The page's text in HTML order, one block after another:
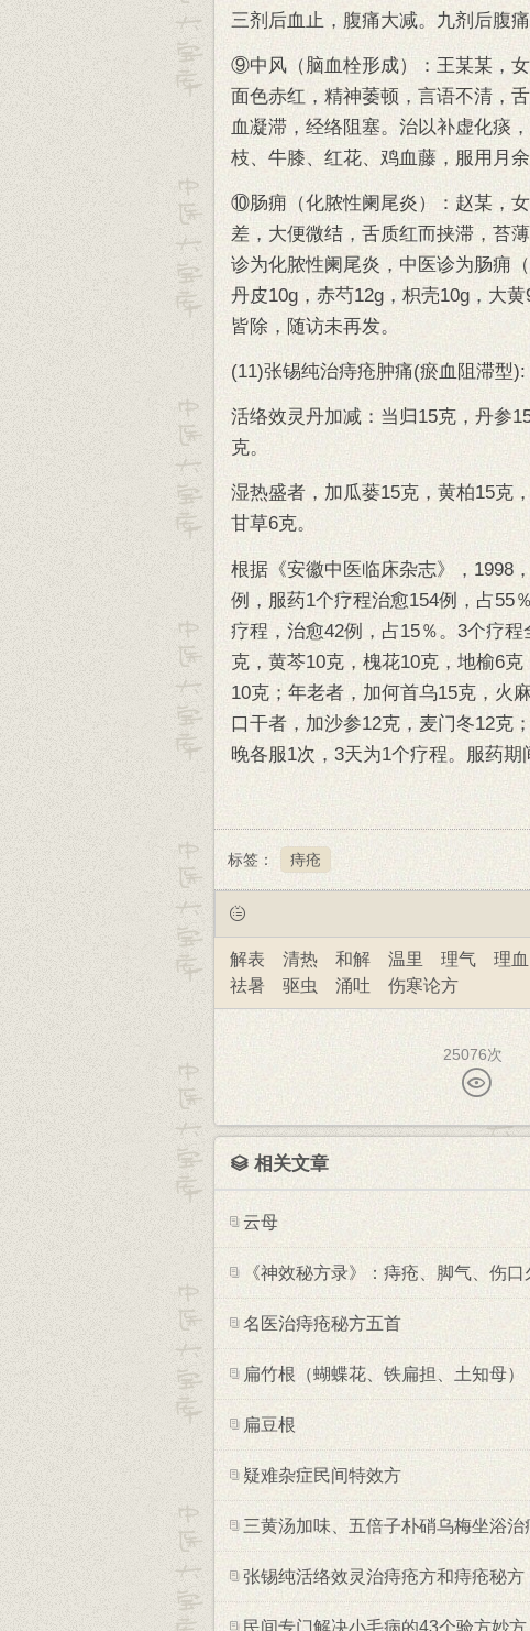
三剂后血止，腹痛大减。九剂后腹
⑨中风（脑血栓形成）：王某某，
面色赤红，精神萎顿，言语不清，
血凝滞，经络阻塞。治以补虚化痰
枝、牛膝、红花、鸡血藤，服用月
⑩肠痈（化脓性阑尾炎）：赵某，
差，大便微结，舌质红而挟滞，苔
诊为化脓性阑尾炎，中医诊为肠痈
丹皮10g，赤芍12g，枳壳10g，大
皆除，随访未再发。
(11)张锡纯治痔疮肿痛(瘀血阻滞型):
活络效灵丹加减：当归15克，丹参
克。
湿热盛者，加瓜蒌15克，黄柏15克
甘草6克。
根据《安徽中医临床杂志》，1998
例，服药1个疗程治愈154例，占55
疗程，治愈42例，占15％。3个疗
克，黄芩10克，槐花10克，地榆6
10克；年老者，加何首乌15克，火
口干者，加沙参12克，麦门冬12克
晚各服1次，3天为1个疗程。服药期
标签： 痔疮
解表 清热 和解 温里 理气 理血
祛暑
驱虫 涌吐 伤寒论方
25076次
相关文章
云母
《神效秘方录》：痔疮、脚气、伤口
名医治痔疮秘方五首
扁竹根（蝴蝶花、铁扁担、土知母）
扁豆根
疑难杂症民间特效方
三黄汤加味、五倍子朴硝乌梅坐浴
张锡纯活络效灵治痔疮方和痔疮秘方
民间专门解决小毛病的43个验方妙方